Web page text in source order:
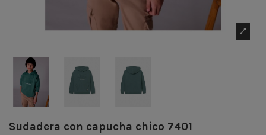
Sudadera con capucha chico 7401